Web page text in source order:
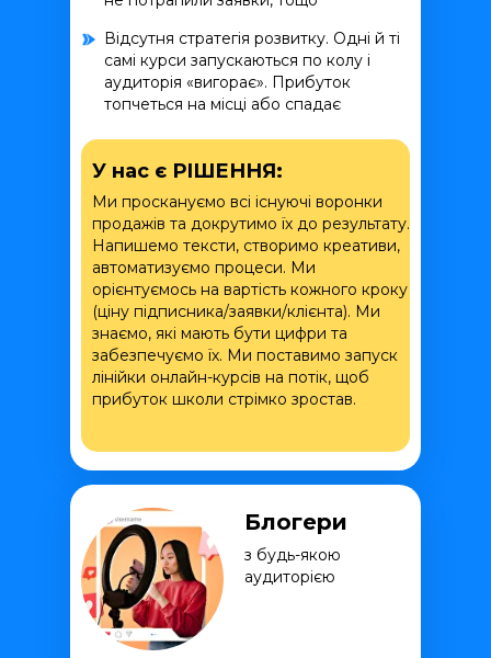
У нас є РІШЕННЯ:
Ми проскануємо всі існуючі воронки
продажів та докрутимо їх до результату.
Напишемо тексти, створимо креативи,
автоматизуємо процеси. Ми
орієнтуємось на вартість кожного кроку
(ціну підписника/заявки/клієнта). Ми
знаємо, які мають бути цифри та
забезпечуємо їх. Ми поставимо запуск
лінійки онлайн-курсів на потік, щоб
прибуток школи стрімко зростав.
Відсутня стратегія розвитку. Одні й ті
самі курси запускаються по колу і
аудиторія «вигорає». Прибуток
топчеться на місці або спадає
Блогери
з будь-якою
аудиторією